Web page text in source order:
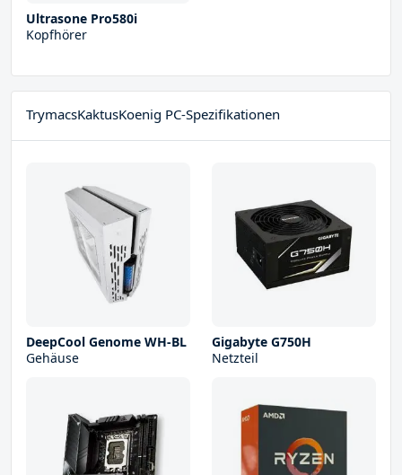
Ultrasone Pro580i
Kopfhörer
TrymacsKaktusKoenig PC-Spezifikationen
DeepCool Genome WH-BL
Gehäuse
Gigabyte G750H
Netzteil